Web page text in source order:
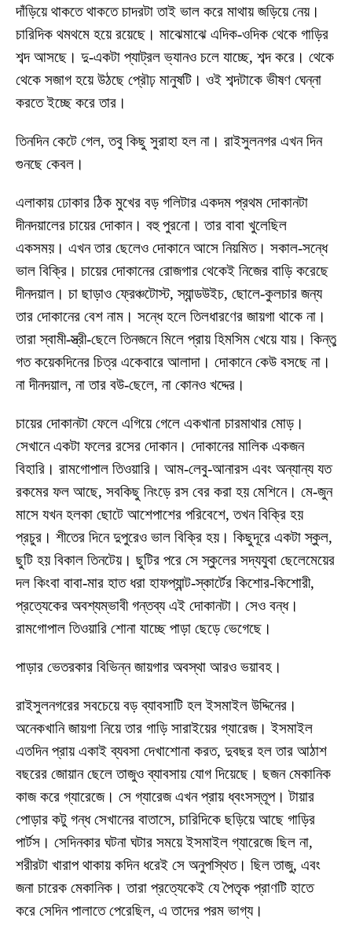
দাঁড়িয়ে থাকতে থাকতে চাদরটা তাই ভাল করে মাথায় জড়িয়ে নেয়।
চারিদিক থমথমে হয়ে রয়েছে। মাঝেমাঝে এদিক-ওদিক থেকে গাড়ির
শব্দ আসছে। দু-একটা প্যাট্রল ভ্যানও চলে যাচ্ছে, শব্দ করে। থেকে
থেকে সজাগ হয়ে উঠছে প্রৌঢ় মানুষটি। ওই শব্দটাকে ভীষণ ঘেন্না
করতে ইচ্ছে করে তার।
তিনদিন কেটে গেল, তবু কিছু সুরাহা হল না। রাইসুলনগর এখন দিন
গুনছে কেবল।
এলাকায় ঢোকার ঠিক মুখের বড় গলিটার একদম প্রথম দোকানটা
দীনদয়ালের চায়ের দোকান। বহু পুরনো। তার বাবা খুলেছিল
একসময়। এখন তার ছেলেও দোকানে আসে নিয়মিত। সকাল-সন্ধে
ভাল বিক্রি। চায়ের দোকানের রোজগার থেকেই নিজের বাড়ি করেছে
দীনদয়াল। চা ছাড়াও ফ্রেঞ্চটোস্ট, স্যান্ডউইচ, ছোলে-কুলচার জন্য
তার দোকানের বেশ নাম। সন্ধে হলে তিলধারণের জায়গা থাকে না।
তারা স্বামী-স্ত্রী-ছেলে তিনজনে মিলে প্রায় হিমসিম খেয়ে যায়। কিন্তু
গত কয়েকদিনের চিত্র একেবারে আলাদা। দোকানে কেউ বসছে না।
না দীনদয়াল, না তার বউ-ছেলে, না কোনও খদ্দের।
চায়ের দোকানটা ফেলে এগিয়ে গেলে একখানা চারমাথার মোড়।
সেখানে একটা ফলের রসের দোকান। দোকানের মালিক একজন
বিহারি। রামগোপাল তিওয়ারি। আম-লেবু-আনারস এবং অন্যান্য যত
রকমের ফল আছে, সবকিছু নিংড়ে রস বের করা হয় মেশিনে। মে-জুন
মাসে যখন হলকা ছোটে আশেপাশের পরিবেশে, তখন বিক্রি হয়
প্রচুর। শীতের দিনে দুপুরেও ভাল বিক্রি হয়। কিছুদূরে একটা স্কুল,
ছুটি হয় বিকাল তিনটেয়। ছুটির পরে সে স্কুলের সদ্যযুবা ছেলেমেয়ের
দল কিংবা বাবা-মার হাত ধরা হাফপ্যান্ট-স্কার্টের কিশোর-কিশোরী,
প্রত্যেকের অবশ্যম্ভাবী গন্তব্য এই দোকানটা। সেও বন্ধ।
রামগোপাল তিওয়ারি শোনা যাচ্ছে পাড়া ছেড়ে ভেগেছে।
পাড়ার ভেতরকার বিভিন্ন জায়গার অবস্থা আরও ভয়াবহ।
রাইসুলনগরের সবচেয়ে বড় ব্যাবসাটি হল ইসমাইল উদ্দিনের।
অনেকখানি জায়গা নিয়ে তার গাড়ি সারাইয়ের গ্যারেজ। ইসমাইল
এতদিন প্রায় একাই ব্যবসা দেখাশোনা করত, দুবছর হল তার আঠাশ
বছরের জোয়ান ছেলে তাজুও ব্যাবসায় যোগ দিয়েছে। ছজন মেকানিক
কাজ করে গ্যারেজে। সে গ্যারেজ এখন প্রায় ধ্বংসস্তূপ। টায়ার
পোড়ার কটু গন্ধ সেখানের বাতাসে, চারিদিকে ছড়িয়ে আছে গাড়ির
পার্টস। সেদিনকার ঘটনা ঘটার সময়ে ইসমাইল গ্যারেজে ছিল না,
শরীরটা খারাপ থাকায় কদিন ধরেই সে অনুপস্থিত। ছিল তাজু, এবং
জনা চারেক মেকানিক। তারা প্রত্যেকেই যে পৈতৃক প্রাণটি হাতে
করে সেদিন পালাতে পেরেছিল, এ তাদের পরম ভাগ্য।